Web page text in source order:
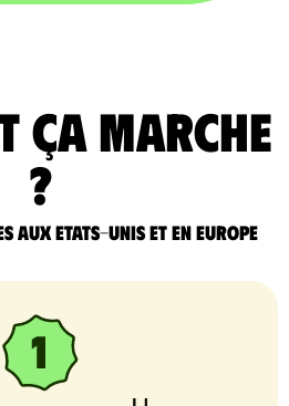
ça marche
?
aux Etats-Unis et en Europe